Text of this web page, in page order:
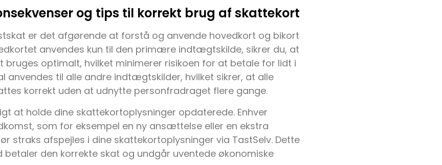
og tips til korrekt brug af skattekort
er det afgørende at forstå og anvende hovedkort og bikort
anvendes kun til den primære indtægtskilde, sikrer du, at
bruges optimalt, hvilket minimerer risikoen for at betale for lidt i
anvendes til alle andre indtægtskilder, hvilket sikrer, at alle
korrekt uden at udnytte personfradraget flere gange.
at holde dine skattekortoplysninger opdaterede. Enhver
som for eksempel en ny ansættelse eller en ekstra
straks afspejles i dine skattekortoplysninger via TastSelv. Dette
betaler den korrekte skat og undgår uventede økonomiske